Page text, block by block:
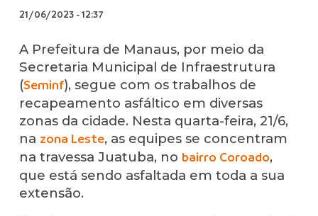
21/06/2023-12:37
A Prefeitura de Manaus, por meio da
Secretaria Municipal de Infraestrutura
(Seminf), segue com os trabalhos de
recapeamento asfáltico em diversas
zonas da cidade. Nesta quarta-feira, 21/6,
na zona Leste, as equipes se concentram
na travessa Juatuba, no bairro Coroado,
que está sendo asfaltada em toda a sua
extensão.